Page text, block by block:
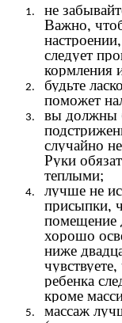
не
Важно,
следует
кормления
будьте
поможет
вы должны
случайно
Руки
теплыми;
лучше не
присыпки,
помещение
хорошо
ниже
ребенка
кроме
массаж